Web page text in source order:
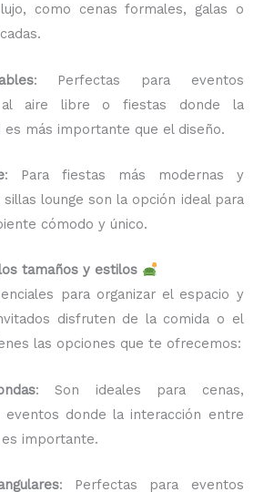
como cenas formales, galas o
: Perfectas para eventos
al aire libre o fiestas donde la
es más importante que el diseño.
: Para fiestas más modernas y
sillas lounge son la opción ideal para
cómodo y único.
tamaños y estilos
para organizar el espacio y
disfruten de la comida o el
las opciones que te ofrecemos:
: Son ideales para cenas,
eventos donde la interacción entre
importante.
: Perfectas para eventos